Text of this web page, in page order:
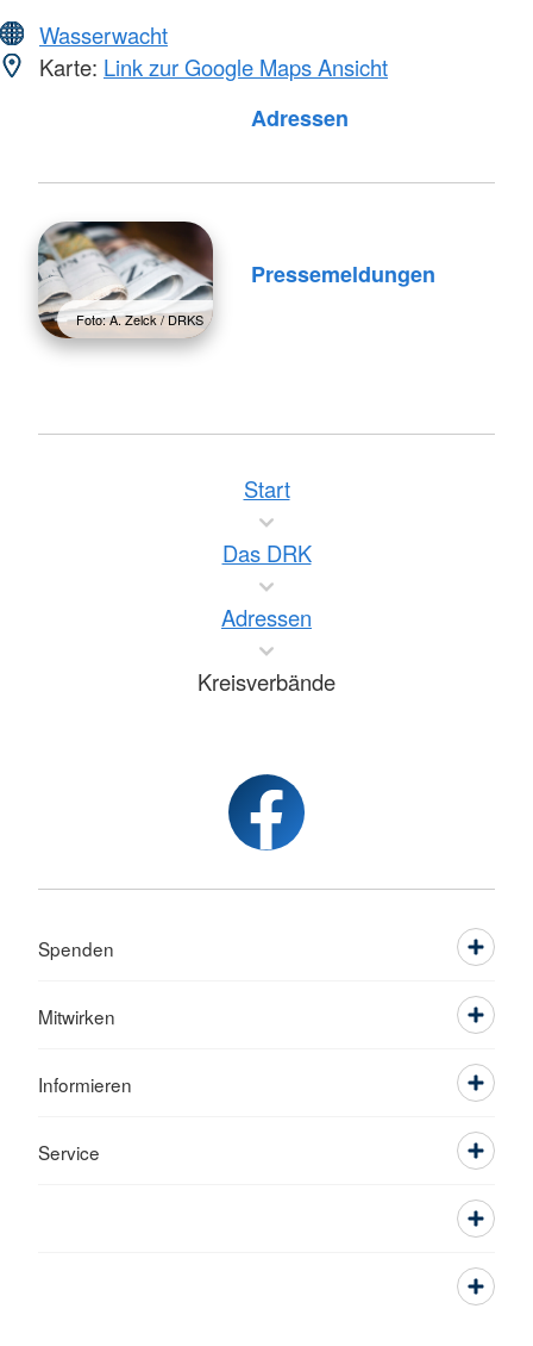
Wasserwacht
Karte: Link zur Google Maps Ansicht
Adressen
Foto: A. Zelck / DRKS
Pressemeldungen
Start
Das DRK
Adressen
Kreisverbände
Spenden
Mitwirken
Informieren
Service